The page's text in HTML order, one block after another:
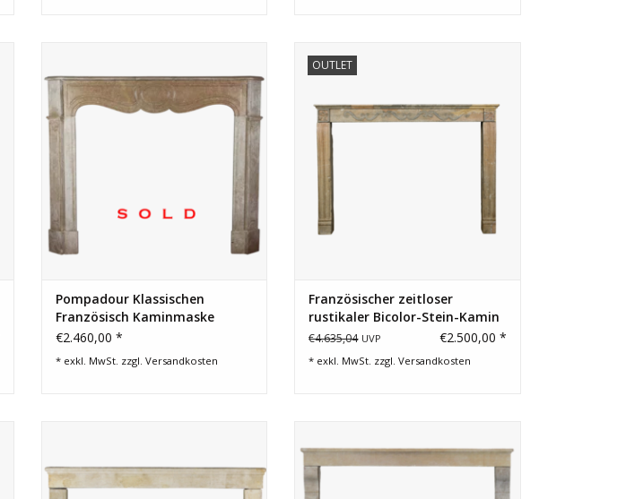
Interieur.
Pompadour Klassischen
Französisch Kaminmaske
€2.460,00 *
* exkl. MwSt. zzgl. Versandkosten
OUTLETaus der Region Burgund.
Französischer zeitloser
rustikaler Bicolor-Stein-Kamin
€4.635,04 UVP €2.500,00 *
* exkl. MwSt. zzgl.Versandkosten
Oberfläche hat eine schöne Struktur.
rustikale Bauernhaus Zimmer, ideal für
einen gusseisernen Ofen.